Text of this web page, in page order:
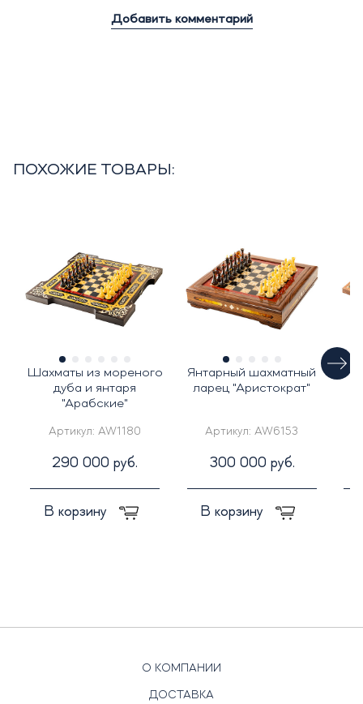
Добавить комментарий
ПОХОЖИЕ ТОВАРЫ:
Шахматы из мореного
дуба и янтаря
"Арабские"
Артикул: AW1180
290 000 руб.
В корзину
Янтарный шахматный
ларец "Аристократ"
Артикул: AW6153
300 000 руб.
В корзину
О КОМПАНИИ
ДОСТАВКА